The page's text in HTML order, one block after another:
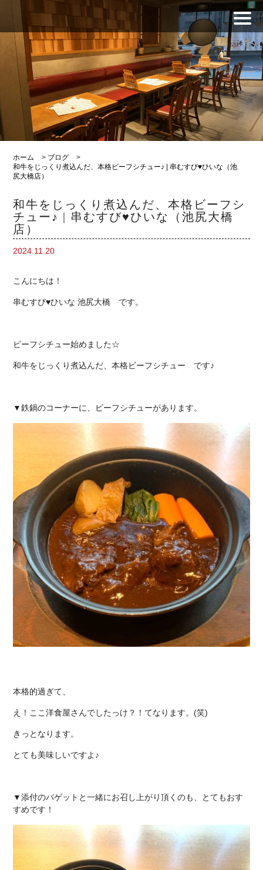
ホーム > ブログ
>
和牛をじっくり煮込んだ、本格ビーフシチュー♪ | 串むすび♥ひいな（池
尻大橋店）
和牛をじっくり煮込んだ、本格ビーフシ
チュー♪ | 串むすび♥ひいな（池尻大橋
店）
2024.11.20
こんにちは！
串むすび♥ひいな 池尻大橋 です。
ビーフシチュー始めました☆
和牛をじっくり煮込んだ、本格ビーフシチュー です♪
▼鉄鍋のコーナーに、ビーフシチューがあります。
本格的過ぎて、
え！ここ洋食屋さんでしたっけ？！てなります。(笑)
きっとなります。
とても美味しいですよ♪
▼添付のバゲットと一緒にお召し上がり頂くのも、とてもおす
すめです！